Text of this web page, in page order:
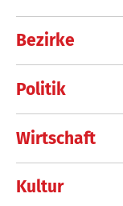
Bezirke
Politik
Wirtschaft
Kultur